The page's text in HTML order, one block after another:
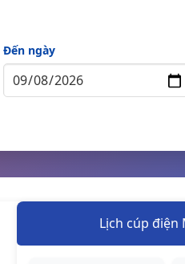
Đến ngày
Lịch cúp điện